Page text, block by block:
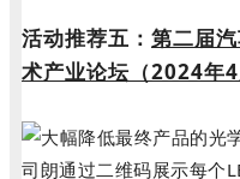
活动推荐五： 第二届
术产业论坛（2024年4